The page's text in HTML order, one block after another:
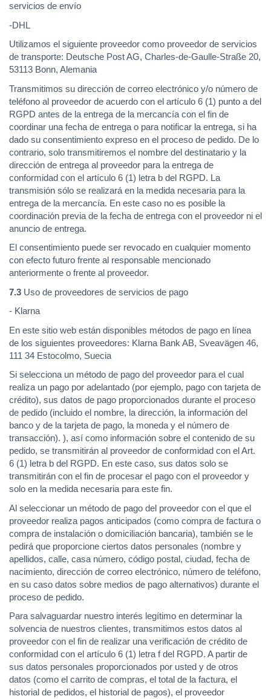
servicios de envío
-DHL
Utilizamos el siguiente proveedor como proveedor de servicios
de transporte: Deutsche Post AG, Charles-de-Gaulle-Straße 20,
53113 Bonn, Alemania
Transmitimos su dirección de correo electrónico y/o número de
teléfono al proveedor de acuerdo con el artículo 6 (1) punto a del
RGPD antes de la entrega de la mercancía con el fin de
coordinar una fecha de entrega o para notificar la entrega, si ha
dado su consentimiento expreso en el proceso de pedido. De lo
contrario, solo transmitiremos el nombre del destinatario y la
dirección de entrega al proveedor para la entrega de
conformidad con el artículo 6 (1) letra b del RGPD. La
transmisión sólo se realizará en la medida necesaria para la
entrega de la mercancía. En este caso no es posible la
coordinación previa de la fecha de entrega con el proveedor ni el
anuncio de entrega.
El consentimiento puede ser revocado en cualquier momento
con efecto futuro frente al responsable mencionado
anteriormente o frente al proveedor.
7.3 Uso de proveedores de servicios de pago
- Klarna
En este sitio web están disponibles métodos de pago en línea
de los siguientes proveedores: Klarna Bank AB, Sveavägen 46,
111 34 Estocolmo, Suecia
Si selecciona un método de pago del proveedor para el cual
realiza un pago por adelantado (por ejemplo, pago con tarjeta de
crédito), sus datos de pago proporcionados durante el proceso
de pedido (incluido el nombre, la dirección, la información del
banco y de la tarjeta de pago, la moneda y el número de
transacción). ), así como información sobre el contenido de su
pedido, se transmitirán al proveedor de conformidad con el Art.
6 (1) letra b del RGPD. En este caso, sus datos solo se
transmitirán con el fin de procesar el pago con el proveedor y
solo en la medida necesaria para este fin.
Al seleccionar un método de pago del proveedor con el que el
proveedor realiza pagos anticipados (como compra de factura o
compra de instalación o domiciliación bancaria), también se le
pedirá que proporcione ciertos datos personales (nombre y
apellidos, calle, casa número, código postal, ciudad, fecha de
nacimiento, dirección de correo electrónico, número de teléfono,
en su caso datos sobre medios de pago alternativos) durante el
proceso de pedido.
Para salvaguardar nuestro interés legítimo en determinar la
solvencia de nuestros clientes, transmitimos estos datos al
proveedor con el fin de realizar una verificación de crédito de
conformidad con el artículo 6 (1) letra f del RGPD. A partir de
sus datos personales proporcionados por usted y de otros
datos (como el carrito de compras, el total de la factura, el
historial de pedidos, el historial de pagos), el proveedor